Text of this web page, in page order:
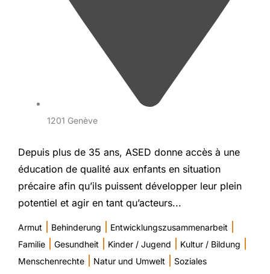
1201 Genève
Depuis plus de 35 ans, ASED donne accès à une
éducation de qualité aux enfants en situation
précaire afin qu’ils puissent développer leur plein
potentiel et agir en tant qu’acteurs...
Armut Behinderung Entwicklungszusammenarbeit
Familie Gesundheit Kinder / Jugend Kultur / Bildung
Menschenrechte Natur und Umwelt Soziales